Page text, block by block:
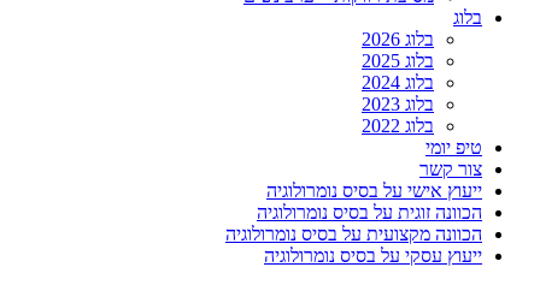
בלוג
בלוג 2026
בלוג 2025
בלוג 2024
בלוג 2023
בלוג 2022
טיפ יומי
צור קשר
ייעוץ אישי על בסיס נומרולוגיה
הכוונה זוגית על בסיס נומרולוגיה
הכוונה מקצועית על בסיס נומרולוגיה
ייעוץ עסקי על בסיס נומרולוגיה